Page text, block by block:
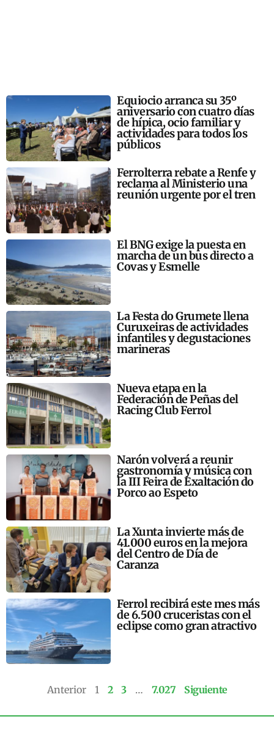
Equiocio arranca su 35º
aniversario con cuatro días
de hípica, ocio familiar y
actividades para todos los
públicos
Ferrolterra rebate a Renfe y
reclama al Ministerio una
reunión urgente por el tren
El BNG exige la puesta en
marcha de un bus directo a
Covas y Esmelle
La Festa do Grumete llena
Curuxeiras de actividades
infantiles y degustaciones
marineras
Nueva etapa en la
Federación de Peñas del
Racing Club Ferrol
Narón volverá a reunir
gastronomía y música con
la III Feira de Exaltación do
Porco ao Espeto
La Xunta invierte más de
41.000 euros en la mejora
del Centro de Día de
Caranza
Ferrol recibirá este mes más
de 6.500 cruceristas con el
eclipse como gran atractivo
Anterior 1 2 3 … 7.027 Siguiente